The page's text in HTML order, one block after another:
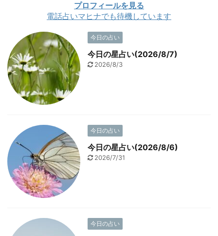
プロフィールを見る
電話占いマヒナでも待機しています
今日の占い
今日の星占い(2026/8/7)
2026/8/3
今日の占い
今日の星占い(2026/8/6)
2026/7/31
今日の占い